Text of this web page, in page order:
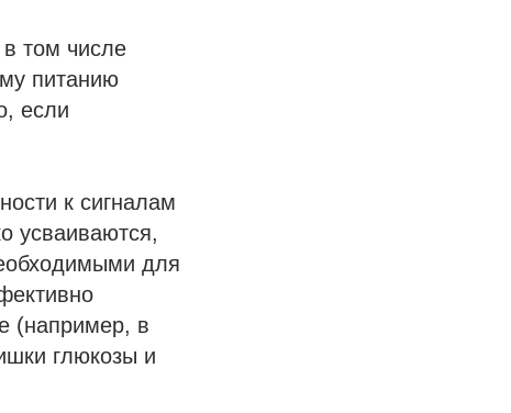
том числе
питанию
если
к сигналам
усваиваются,
для
(например, в
глюкозы и